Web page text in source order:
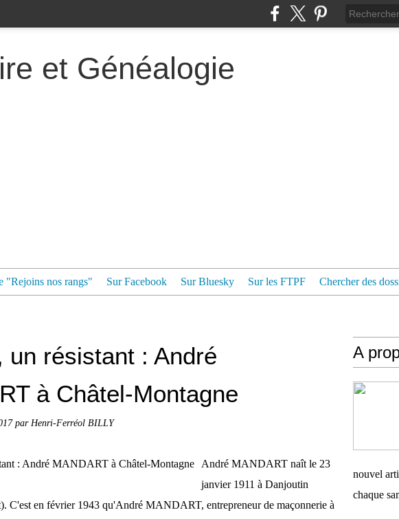
et Généalogie
"Rejoins nos rangs" Sur Facebook Sur Bluesky Sur les FTPF Chercher des
un résistant : André
à Châtel-Montagne
par Henri-Ferréol BILLY
André MANDART naît le 23
janvier 1911 à Danjoutin
C'est en février 1943 qu'André MANDART, entrepreneur de maçonnerie à
A
nouvel
chaque